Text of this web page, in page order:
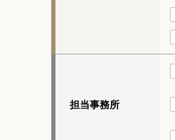
担当事務所